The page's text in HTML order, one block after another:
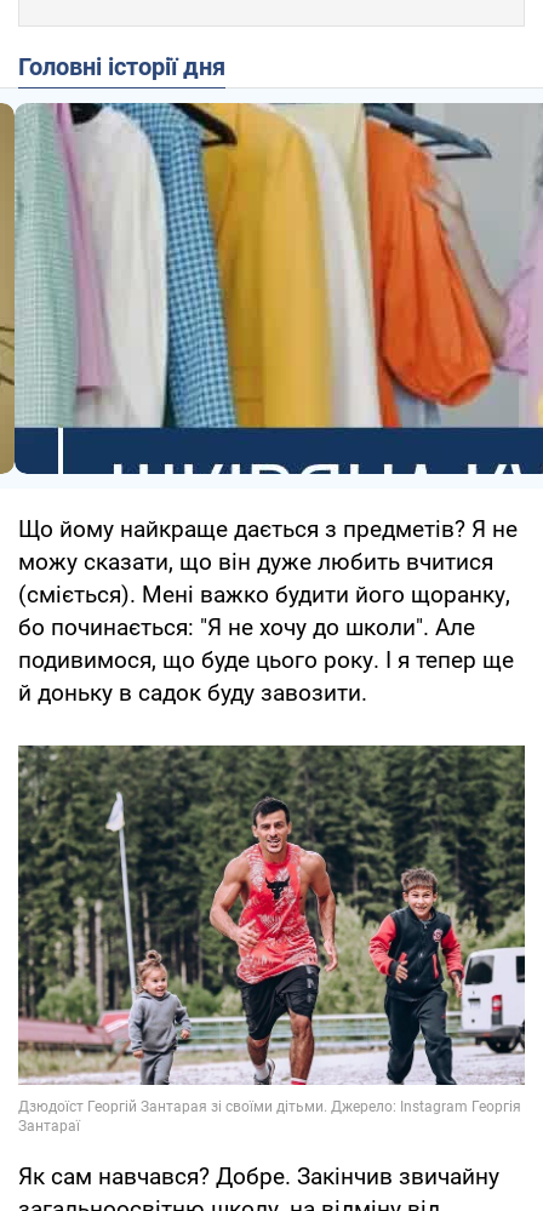
Головні історії дня
Що йому найкраще дається з предметів? Я не
можу сказати, що він дуже любить вчитися
(сміється). Мені важко будити його щоранку,
бо починається: "Я не хочу до школи". Але
подивимося, що буде цього року. І я тепер ще
й доньку в садок буду завозити.
Як сам навчався? Добре. Закінчив звичайну